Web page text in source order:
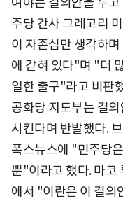
주당 간사 그레고리
이 자존심만 생각하
에 갇혀 있다"며 "더
일한 출구"라고 비판
공화당 지도부는 결
시킨다며 반발했다.
폭스뉴스에 "민주당
뿐"이라고 했다. 마코
에서 "이란은 이 결의